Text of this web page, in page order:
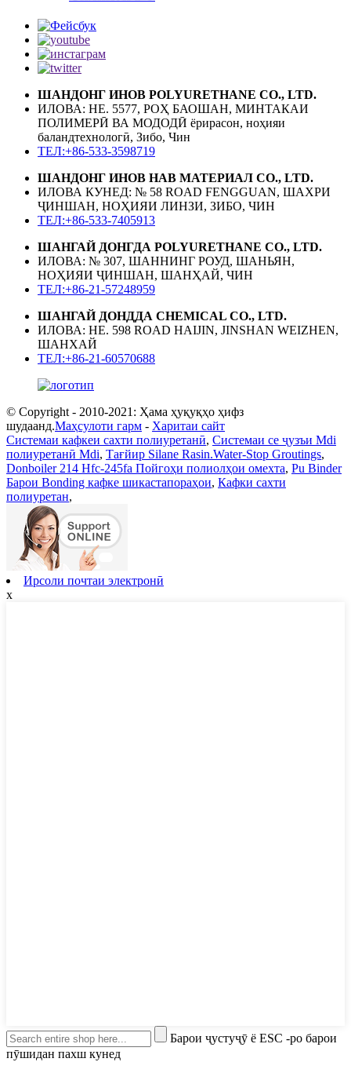
ШАНДОНГ ИНОВ POLYURETHANE CO., LTD.
ИЛОВА: НЕ. 5577, РОҲ БАОШАН, МИНТАКАИ
ПОЛИМЕРӢ ВА МОДОДӢ ёрирасон, ноҳияи
баландтехнологӣ, Зибо, Чин
ТЕЛ:+86-533-3598719
ШАНДОНГ ИНОВ НАВ МАТЕРИАЛ CO., LTD.
ИЛОВА КУНЕД: № 58 ROAD FENGGUAN, ШАХРИ
ҶИНШАН, НОҲИЯИ ЛИНЗИ, ЗИБО, ЧИН
ТЕЛ:+86-533-7405913
ШАНГАЙ ДОНГДА POLYURETHANE CO., LTD.
ИЛОВА: № 307, ШАННИНГ РОУД, ШАНЬЯН,
НОҲИЯИ ҶИНШАН, ШАНҲАЙ, ЧИН
ТЕЛ:+86-21-57248959
ШАНГАЙ ДОНДДА CHEMICAL CO., LTD.
ИЛОВА: НЕ. 598 ROAD HAIJIN, JINSHAN WEIZHEN,
ШАНХАЙ
ТЕЛ:+86-21-60570688
© Copyright - 2010-2021: Ҳама ҳуқуқҳо ҳифз
шудаанд.Маҳсулоти гарм - Харитаи сайт
Системаи кафкеи сахти полиуретанӣ, Системаи се ҷузъи Mdi
полиуретанӣ Mdi, Тағйир Silane Rasin.Water-Stop Groutings,
Donboiler 214 Hfc-245fa Пойгоҳи полиолҳои омехта, Pu Binder
Барои Bonding кафке шикастапораҳои, Кафки сахти
полиуретан,
Ирсоли почтаи электронӣ
x
Барои ҷустуҷӯ ё ESC -ро барои
пӯшидан пахш кунед